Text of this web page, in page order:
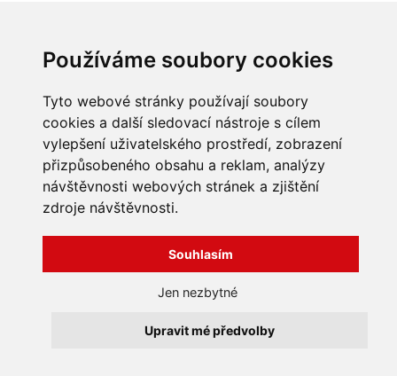
Používáme soubory cookies
Tyto webové stránky používají soubory
cookies a další sledovací nástroje s cílem
vylepšení uživatelského prostředí, zobrazení
přizpůsobeného obsahu a reklam, analýzy
návštěvnosti webových stránek a zjištění
zdroje návštěvnosti.
Souhlasím
Jen nezbytné
Upravit mé předvolby
INFORMACE
Obchodní podmínky
Zpracování a ochrana
osobních údajů
Jak nakupovat
Kontakt
Reklamace, odstoupení od
smlouvy
Všechna práva vyhrazena
Bravura s.r.o. © 2026
grafika: dwgd